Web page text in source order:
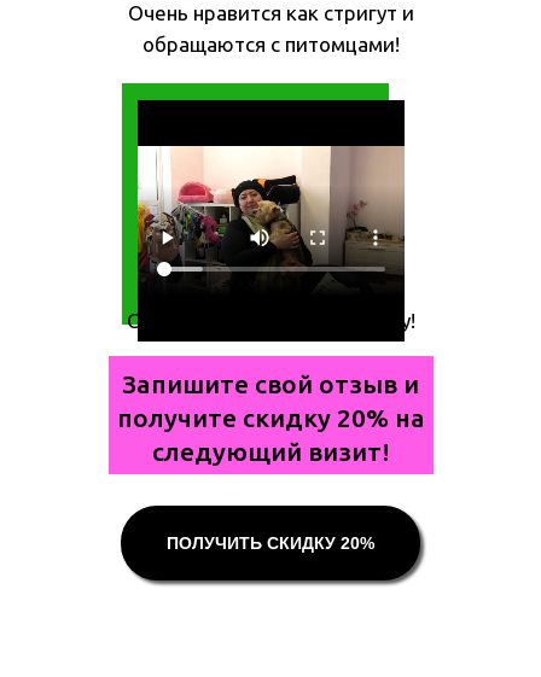
ПОЛУЧИТЬ СКИДКУ 20%
Запишите свой отзыв и
получите скидку 20% на
следующий визит!
Очень нравится как стригут и
обращаются с питомцами!
Спасибо Вам за нашу собачку!